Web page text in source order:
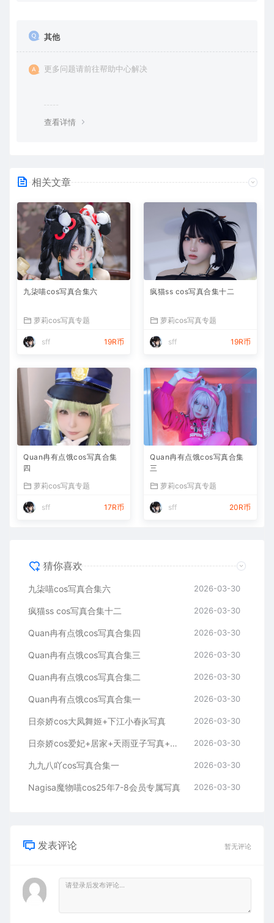
其他
更多问题请前往帮助中心解决
查看详情
相关文章
九柒喵cos写真合集六
萝莉cos写真专题
sff 19R币
疯猫ss cos写真合集十二
萝莉cos写真专题
sff 19R币
Quan冉有点饿cos写真合集
四
萝莉cos写真专题
sff 17R币
Quan冉有点饿cos写真合集
三
萝莉cos写真专题
sff 20R币
猜你喜欢
九柒喵cos写真合集六 2026-03-30
疯猫ss cos写真合集十二 2026-03-30
Quan冉有点饿cos写真合集四 2026-03-30
Quan冉有点饿cos写真合集三 2026-03-30
Quan冉有点饿cos写真合集二 2026-03-30
Quan冉有点饿cos写真合集一 2026-03-30
日奈娇cos大凤舞姬+下江小春jk写真 2026-03-30
日奈娇cos爱妃+居家+天雨亚子写真+视频 2026-03-30
九九八吖cos写真合集一 2026-03-30
Nagisa魔物喵cos25年7-8会员专属写真 2026-03-30
发表评论 暂无评论